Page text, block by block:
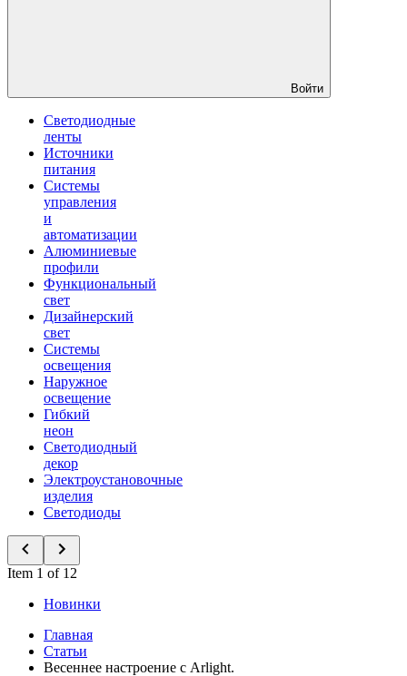
Войти
Светодиодные
ленты
Источники
питания
Системы
управления
и
автоматизации
Алюминиевые
профили
Функциональный
свет
Дизайнерский
свет
Системы
освещения
Наружное
освещение
Гибкий
неон
Светодиодный
декор
Электроустановочные
изделия
Светодиоды
Item 1 of 12
Новинки
Главная
Статьи
Весеннее настроение с Arlight.